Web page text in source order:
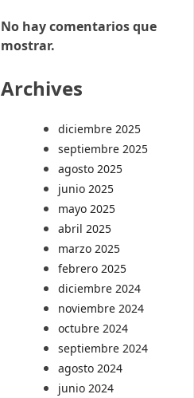
No hay comentarios que
mostrar.
Archives
diciembre 2025
septiembre 2025
agosto 2025
junio 2025
mayo 2025
abril 2025
marzo 2025
febrero 2025
diciembre 2024
noviembre 2024
octubre 2024
septiembre 2024
agosto 2024
junio 2024